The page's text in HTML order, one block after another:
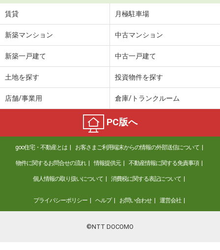
賃貸 月極駐車場
新築マンション 中古マンション
新築一戸建て 中古一戸建て
土地を探す 投資物件を探す
店舗/事業用 倉庫/トランクルーム
PC版へ
goo住宅・不動産とは お客さまご利用端末からの情報の外部送信について
物件に関するお問合せの流れ 情報提供元 不動産情報に関する免責事項
個人情報の取り扱いについて 消費税に関する表記について
プライバシーポリシー ヘルプ お問い合わせ 運営会社
©NTT DOCOMO